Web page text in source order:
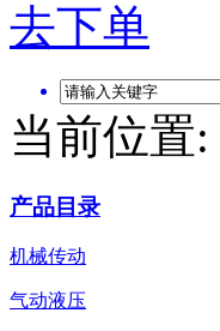
去下单
当前位置:
产品目录
机械传动
气动液压